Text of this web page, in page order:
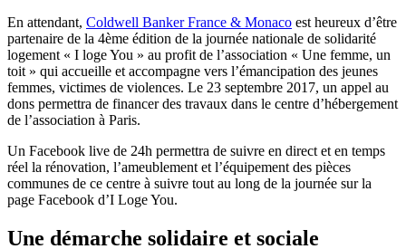
En attendant, Coldwell Banker France & Monaco est heureux d’être
partenaire de la 4ème édition de la journée nationale de solidarité
logement « I loge You » au profit de l’association « Une femme, un
toit » qui accueille et accompagne vers l’émancipation des jeunes
femmes, victimes de violences. Le 23 septembre 2017, un appel au
dons permettra de financer des travaux dans le centre d’hébergement
de l’association à Paris.
Un Facebook live de 24h permettra de suivre en direct et en temps
réel la rénovation, l’ameublement et l’équipement des pièces
communes de ce centre à suivre tout au long de la journée sur la
page Facebook d’I Loge You.
Une démarche solidaire et sociale